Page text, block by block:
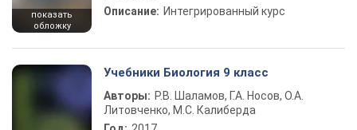
показать
обложку
Описание: Интегрированный курс
Учебники Биология 9 класс
Авторы: Р.В. Шаламов, Г.А. Носов, О.А.
Литовченко, М.С. Калиберда